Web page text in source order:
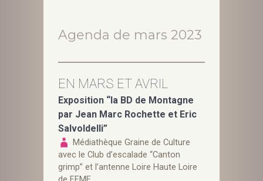
Agenda de mars 2023
EN MARS ET AVRIL
Exposition “la BD de Montagne
par Jean Marc Rochette et Eric
Salvoldelli”
Médiathèque Graine de Culture
avec le Club d’escalade “Canton
grimp” et l’antenne Loire Haute Loire